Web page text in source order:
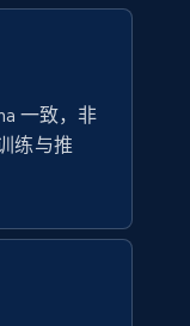
立即购买
pn,
name, and
一致，非
练与推